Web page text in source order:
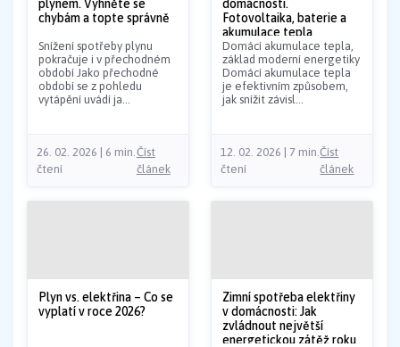
plynem. Vyhněte se
chybám a topte správně
Snížení spotřeby plynu
pokračuje i v přechodném
období Jako přechodné
období se z pohledu
vytápění uvádí ja...
26. 02. 2026 | 6 min.
čtení
Číst
článek
domácnosti.
Fotovoltaika, baterie a
akumulace tepla
Domácí akumulace tepla,
základ moderní energetiky
Domácí akumulace tepla
je efektivním způsobem,
jak snížit závisl...
12. 02. 2026 | 7 min.
čtení
Číst
článek
Plyn vs. elektřina – Co se
vyplatí v roce 2026?
Zimní spotřeba elektřiny
v domácnosti: Jak
zvládnout největší
energetickou zátěž roku